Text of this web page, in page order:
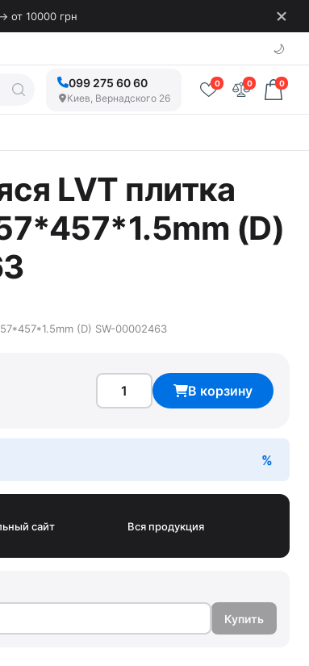
от 10000 грн
🌙
099 275 60 60
Киев, Вернадского 26
0 0 0
LVT плитка
(D)
(D) SW-00002463
В корзину
сайт Вся продукция
Купить